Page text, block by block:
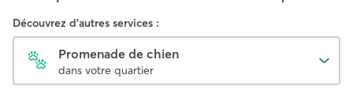
Découvrez d'autres services :
Promenade de chien
dans votre quartier